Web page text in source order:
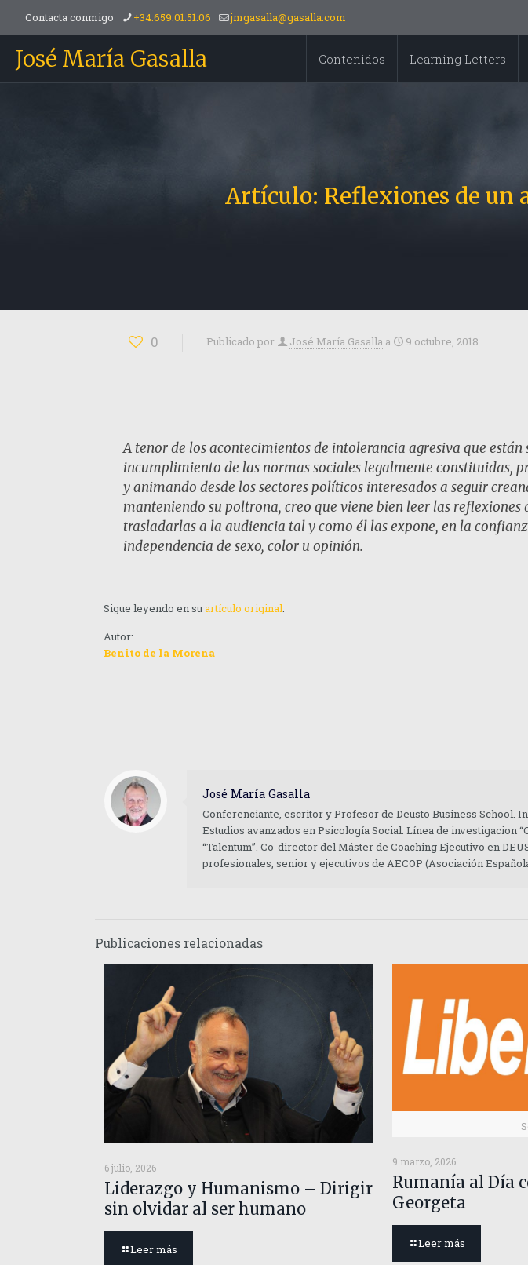
Contacta conmigo +34.659.01.51.06 jmgasalla@gasalla.com
José María Gasalla Contenidos Learning Letters
Artículo: Reflexiones de un
0 Publicado por José María Gasalla a 9 octubre, 2018
A tenor de los acontecimientos de intolerancia agresiva que
incumplimiento de las normas sociales legalmente constituidas,
y animando desde los sectores políticos interesados a seguir
manteniendo su poltrona, creo que viene bien leer las
trasladarlas a la audiencia tal y como él las expone, en la
independencia de sexo, color u opinión.
Sigue leyendo en suartículo original.
Autor:
Benito de la Morena
José María Gasalla
Conferenciante, escritor y Profesor de Deusto Business School.
Estudios avanzados en Psicología Social. Línea de investigacion
“Talentum”. Co-director del Máster de Coaching Ejecutivo en
profesionales, senior y ejecutivos de AECOP (Asociación
Publicaciones relacionadas
6 julio, 2026
Liderazgo y Humanismo – Dirigir
sin olvidar al ser humano
Leer más
9 marzo, 2026
Rumanía al Día
Georgeta
Leer más